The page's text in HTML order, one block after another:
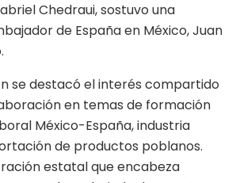
Chedraui, sostuvo una
de España en México, Juan
se destacó el interés compartido
en temas de formación
México-España, industria
de productos poblanos.
estatal que encabeza